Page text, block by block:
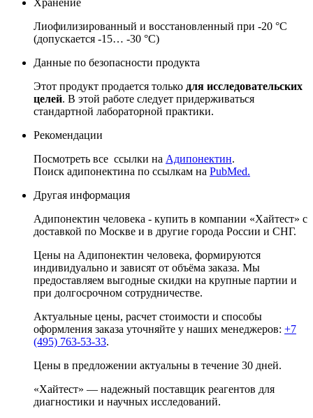
Лиофилизированный и восстановленный при -20 °C
(допускается -15… -30 °C)
Данные по безопасности продукта
Этот продукт продается только для исследовательских
целей. В этой работе следует придерживаться
стандартной лабораторной практики.
Рекомендации
Посмотреть все ссылки на Адипонектин.
Поиск адипонектина по ссылкам на PubMed.
Другая информация
Адипонектин человека - купить в компании «Хайтест» с
доставкой по Москве и в другие города России и СНГ.
Цены на Адипонектин человека, формируются
индивидуально и зависят от объёма заказа. Мы
предоставляем выгодные скидки на крупные партии и
при долгосрочном сотрудничестве.
Актуальные цены, расчет стоимости и способы
оформления заказа уточняйте у наших менеджеров: +7
(495) 763-53-33.
Цены в предложении актуальны в течение 30 дней.
«Хайтест» — надежный поставщик реагентов для
диагностики и научных исследований.